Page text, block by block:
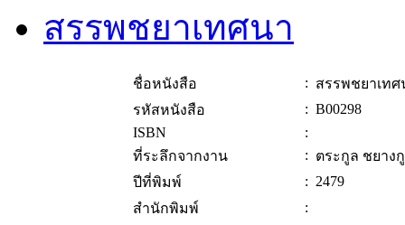
สรรพชยาเทศนา
ชื่อหนังสือ : สรรพชยาเทศ
รหัสหนังสือ
: B00298
ISBN
:
ที่ระลึกจากงาน
: ตระกูล ชยาง
ปีที่พิมพ์
: 2479
สำนักพิมพ์
: